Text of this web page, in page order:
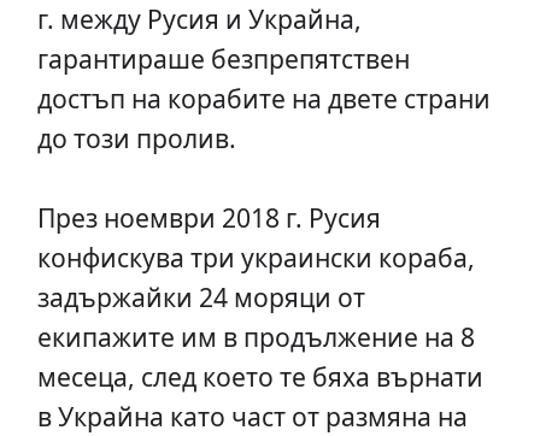
г. между Русия и Украйна,
гарантираше безпрепятствен
достъп на корабите на двете страни
до този пролив.
През ноември 2018 г. Русия
конфискува три украински кораба,
задържайки 24 моряци от
екипажите им в продължение на 8
месеца, след което те бяха върнати
в Украйна като част от размяна на